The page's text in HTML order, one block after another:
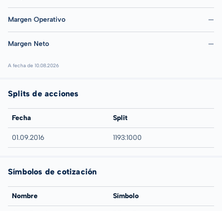
Margen Operativo —
Margen Neto —
A fecha de 10.08.2026
Splits de acciones
Fecha Split
01.09.2016 1193:1000
Símbolos de cotización
Nombre Símbolo